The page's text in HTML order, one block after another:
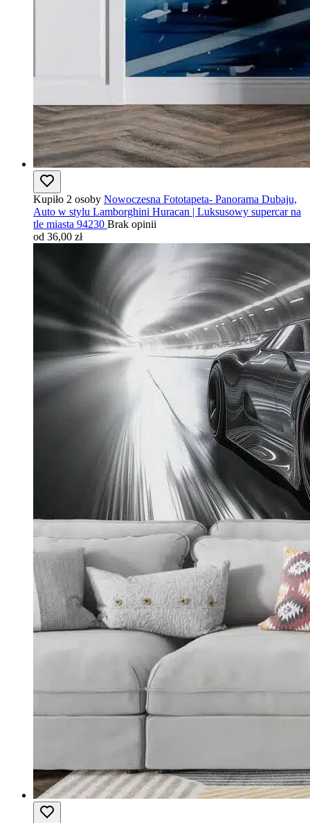
Kupiło 2 osoby Nowoczesna Fototapeta- Panorama Dubaju,
Auto w stylu Lamborghini Huracan | Luksusowy supercar na
tle miasta 94230 Brak opinii
od 36,00 zł